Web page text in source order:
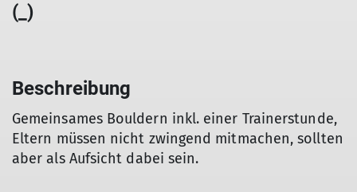
(_)
Beschreibung
Gemeinsames Bouldern inkl. einer Trainerstunde,
Eltern müssen nicht zwingend mitmachen, sollten
aber als Aufsicht dabei sein.